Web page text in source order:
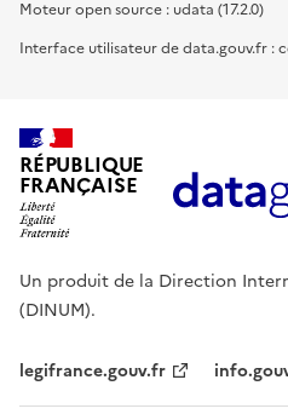
Moteur open source : udata (17.2.0)
Interface utilisateur de data.gouv.fr :
RÉPUBLIQUE
FRANÇAISE
Un produit de la Direction
(DINUM).
legifrance.gouv.fr